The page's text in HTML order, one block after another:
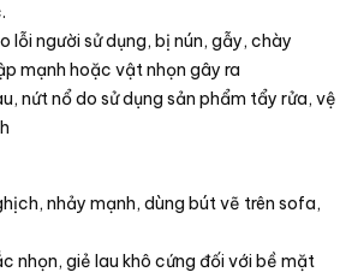
lỗi người sử dụng, bị nún, gẫy, chày
mạnh hoặc vật nhọn gây ra
nứt nổ do sử dụng sản phẩm tẩy rửa, vệ
nhảy mạnh, dùng bút vẽ trên sofa,
nhọn, giẻ lau khô cứng đối với bề mặt